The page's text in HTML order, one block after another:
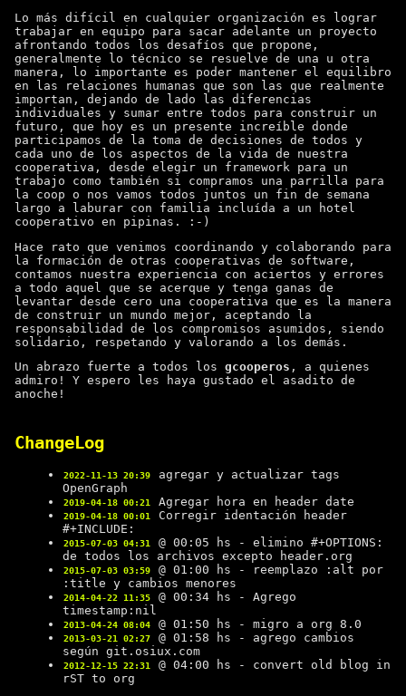
Lo más difícil en cualquier organización es lograr
trabajar en equipo para sacar adelante un proyecto
afrontando todos los desafíos que propone,
generalmente lo técnico se resuelve de una u otra
manera, lo importante es poder mantener el equilibro
en las relaciones humanas que son las que realmente
importan, dejando de lado las diferencias
individuales y sumar entre todos para construir un
futuro, que hoy es un presente increíble donde
participamos de la toma de decisiones de todos y
cada uno de los aspectos de la vida de nuestra
cooperativa, desde elegir un framework para un
trabajo como también si compramos una parrilla para
la coop o nos vamos todos juntos un fin de semana
largo a laburar con familia incluída a un hotel
cooperativo en pipinas. :-)
Hace rato que venimos coordinando y colaborando para
la formación de otras cooperativas de software,
contamos nuestra experiencia con aciertos y errores
a todo aquel que se acerque y tenga ganas de
levantar desde cero una cooperativa que es la manera
de construir un mundo mejor, aceptando la
responsabilidad de los compromisos asumidos, siendo
solidario, respetando y valorando a los demás.
Un abrazo fuerte a todos los gcooperos , a quienes
admiro! Y espero les haya gustado el asadito de
anoche!
ChangeLog
2022-11-13 20:39
agregar y actualizar tags
OpenGraph
2019-04-18 00:21 Agregar hora en header date
2019-04-18 00:01
Corregir identación header
#+INCLUDE:
2015-07-03 04:31
@ 00:05 hs - elimino #+OPTIONS:
de todos los archivos excepto header.org
2015-07-03 03:59
@ 01:00 hs - reemplazo :alt por
:title y cambios menores
2014-04-22 11:35
@ 00:34 hs - Agrego
timestamp:nil
2013-04-24 08:04 @ 01:50 hs - migro a org 8.0
2013-03-21 02:27
@ 01:58 hs - agrego cambios
según git.osiux.com
2012-12-15 22:31
@ 04:00 hs - convert old blog in
rST to org